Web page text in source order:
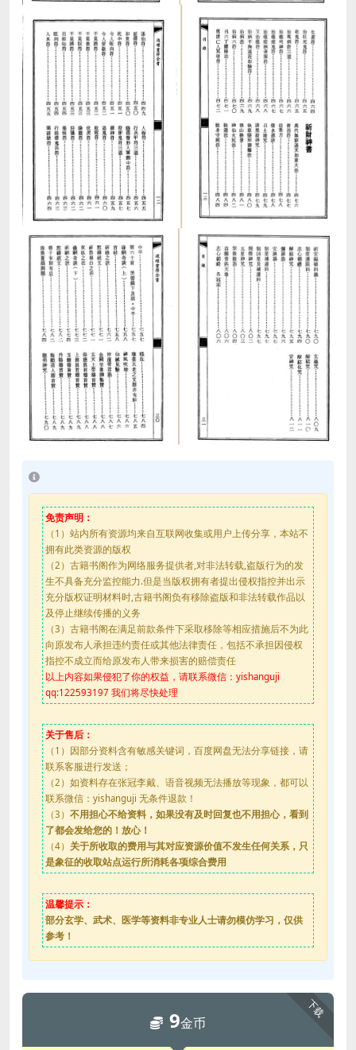
免责声明：
（1）站内所有资源均来自互联网收集或用户上传分享，本站不
拥有此类资源的版权
（2）古籍书阁作为网络服务提供者,对非法转载,盗版行为的发
生不具备充分监控能力.但是当版权拥有者提出侵权指控并出示
充分版权证明材料时,古籍书阁负有移除盗版和非法转载作品以
及停止继续传播的义务
（3）古籍书阁在满足前款条件下采取移除等相应措施后不为此
向原发布人承担违约责任或其他法律责任，包括不承担因侵权
指控不成立而给原发布人带来损害的赔偿责任
以上内容如果侵犯了你的权益，请联系微信：yishanguji
qq:122593197 我们将尽快处理
关于售后：
（1）因部分资料含有敏感关键词，百度网盘无法分享链接，请
联系客服进行发送；
（2）如资料存在张冠李戴、语音视频无法播放等现象，都可以
联系微信：yishanguji 无条件退款！
（3） 不用担心不给资料，如果没有及时回复也不用担心，看到
了都会发给您的！放心！
（4） 关于所收取的费用与其对应资源价值不发生任何关系，只
是象征的收取站点运行所消耗各项综合费用
温馨提示：
部分玄学、武术、医学等资料非专业人士请勿模仿学习，仅供
参考！
下载
9金币